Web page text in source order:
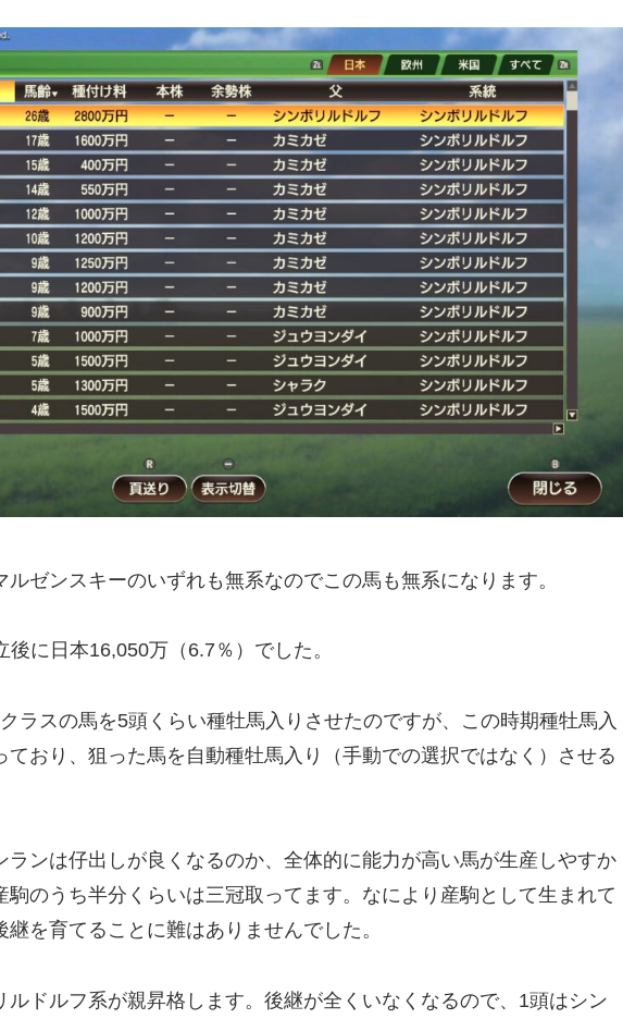
ゼンスキーのいずれも無系なのでこの馬も無系になります。
に日本16,050万（6.7％）でした。
ラスの馬を5頭くらい種牡馬入りさせたのですが、この時期種牡馬入
ており、狙った馬を自動種牡馬入り（手動での選択ではなく）させる
ランは仔出しが良くなるのか、全体的に能力が高い馬が生産しやすか
駒のうち半分くらいは三冠取ってます。なにより産駒として生まれて
を育てることに難はありませんでした。
ルドルフ系が親昇格します。後継が全くいなくなるので、1頭はシン